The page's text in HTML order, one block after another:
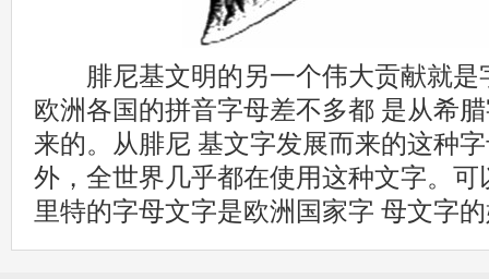
腓尼基文明的另一个伟大贡献就是
欧洲各国的拼音字母差不多都 是从希
来的。从腓尼 基文字发展而来的这种
外，全世界几乎都在使用这种文字。
里特的字母文字是欧洲国家字 母文字